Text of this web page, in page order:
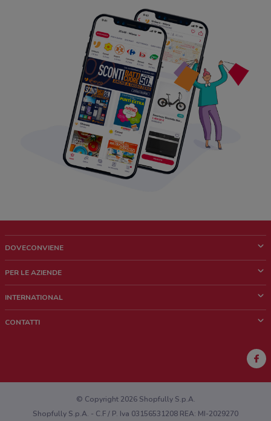
DOVECONVIENE
Chi siamo
Lavora con noi
PER LE AZIENDE
Richieste commerciali e marketing
INTERNATIONAL
CONTATTI
Hai un malfunzionamento sul web o sull'app?
© Copyright 2026 Shopfully S.p.A.
Shopfully S.p.A. - C.F / P. Iva 03156531208 REA: MI-2029270